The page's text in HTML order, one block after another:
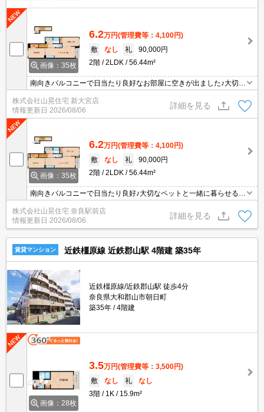
画像：35枚
6.2万円(管理費等：4,100円)
敷
なし 礼
90,000円
2階
2LDK 56.44m²
南向きバルコニーで日当たり良好なお部屋に空きが出ました♪大切な
ペットと一緒に暮らせる物件☆来訪者の顔が確認できて安心なTVモ
ニターホンを完備☆追い焚き機能完備でお風呂最後までぽかぽかあ
ったか♪天気を気にせず洗濯できちゃう浴室乾燥機完備☆他にも独立
洗面台、室内洗濯機置き場、エアコン、お部屋の照明など設備充実
株式会社山晃住宅 新大宮店
情報更新日 2026/08/06
詳細を見る
画像：35枚
6.2万円(管理費等：4,100円)
敷
なし 礼
90,000円
2階
2LDK 56.44m²
南向きバルコニーで日当たり良好♪大切なペットと一緒に暮らせる物
件☆防犯カメラ・TVモニターホン付きで安心☆追い焚き機能完備で
お風呂最後までぽかぽかあったか♪天気を気にせず洗濯できちゃう浴
室乾燥機完備☆
株式会社山晃住宅 奈良駅前店
情報更新日 2026/08/06
詳細を見る
賃貸マンション 近鉄橿原線 近鉄郡山駅 4階建 築35年
近鉄橿原線/近鉄郡山駅 徒歩4分
奈良県大和郡山市朝日町
築35年
4階建
画像：28枚
3.5万円(管理費等：3,500円)
敷
なし 礼
なし
3階
1K 15.9m²